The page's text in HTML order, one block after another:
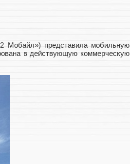
Мобайл») представила мобильную
в действующую коммерческую